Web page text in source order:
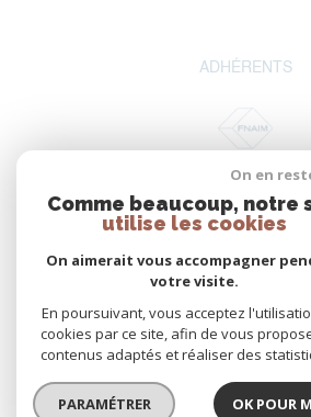
ADHÉRENTS
© 2026 | Tous droits réservés | Traduction
On en
Comme beaucoup, notre
utilise les cookies
On aimerait vous accompagner
votre visite.
En poursuivant, vous acceptez
cookies par ce site, afin de vous
contenus adaptés et réaliser des
PARAMÉTRER OK POUR